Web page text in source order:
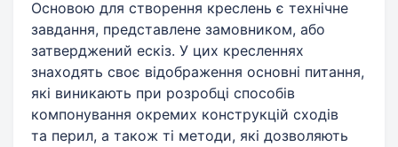
Основою для створення креслень є технічне
завдання, представлене замовником, або
затверджений ескіз. У цих кресленнях
знаходять своє відображення основні питання,
які виникають при розробці способів
компонування окремих конструкцій сходів
та перил, а також ті методи, які дозволяють